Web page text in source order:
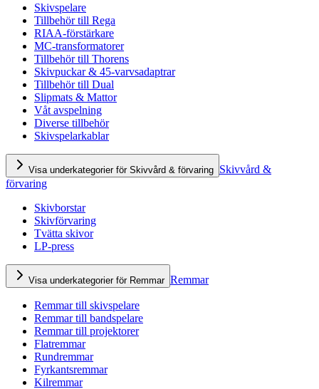
Skivspelare
Tillbehör till Rega
RIAA-förstärkare
MC-transformatorer
Tillbehör till Thorens
Skivpuckar & 45-varvsadaptrar
Tillbehör till Dual
Slipmats & Mattor
Våt avspelning
Diverse tillbehör
Skivspelarkablar
Visa underkategorier för Skivvård & förvaring Skivvård &
förvaring
Skivborstar
Skivförvaring
Tvätta skivor
LP-press
Visa underkategorier för Remmar Remmar
Remmar till skivspelare
Remmar till bandspelare
Remmar till projektorer
Flatremmar
Rundremmar
Fyrkantsremmar
Kilremmar